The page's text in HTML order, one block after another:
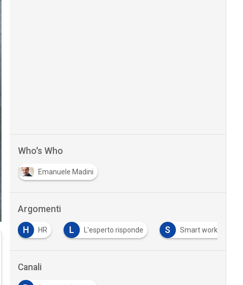
Who's Who
Emanuele Madini
Argomenti
H HR L L'esperto risponde S Smart working
Canali